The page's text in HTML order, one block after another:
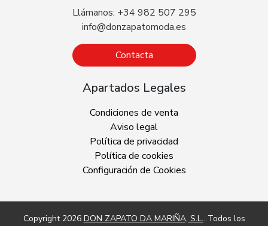
Llámanos: +34 982 507 295
info@donzapatomoda.es
Contacta
Apartados Legales
Condiciones de venta
Aviso legal
Política de privacidad
Política de cookies
Configuración de Cookies
Copyright 2026 DON ZAPATO DA MARIÑA, S.L.. Todos los